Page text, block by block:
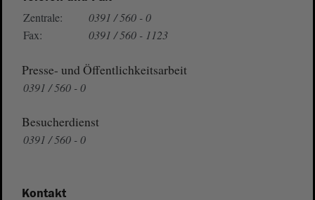
Zentrale:
0391 / 560 - 0
Fax:
0391 / 560 - 1123
Presse- und Öffentlichkeitsarbeit
0391 / 560 - 0
Besucherdienst
0391 / 560 - 0
Kontakt